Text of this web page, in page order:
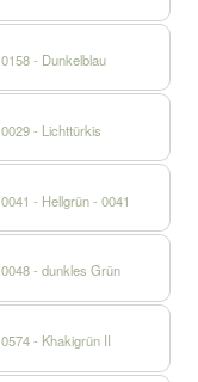
0158 - Dunkelblau
0029 - Lichttürkis
0041 - Hellgrün - 0041
0048 - dunkles Grün
0574 - Khakigrün II